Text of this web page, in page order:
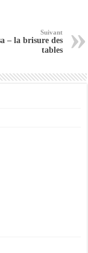
Suivant
– la brisure des
tables